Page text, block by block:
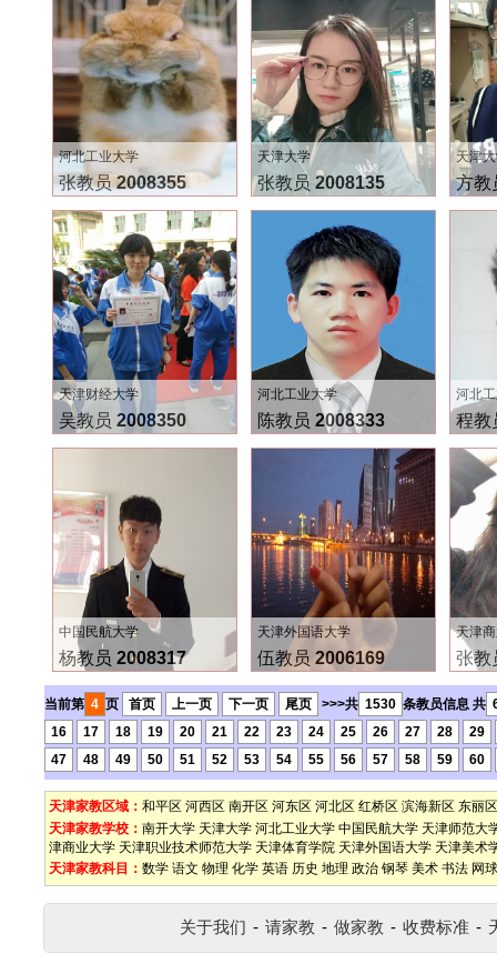
河北工业大学
张教员 2008355
天津大学
张教员 2008135
天津
方
天津财经大学
吴教员 2008350
河北工业大学
陈教员 2008333
河北
程
中国民航大学
杨教员 2008317
天津外国语大学
伍教员 2006169
天津
张
当前第 4 页 首页 上一页 下一页 尾页 >>>共 1530 条教员信息 共
16
17 18 19 20 21 22 23 24 25 26 27 28
29
47
48 49 50 51 52 53 54 55 56 57 58 59 60
天津家教区域： 和平区 河西区 南开区 河东区 河北区 红桥区 滨海新区 东丽区
天津家教学校： 南开大学 天津大学 河北工业大学 中国民航大学 天津师范大
津商业大学 天津职业技术师范大学 天津体育学院 天津外国语大学 天津美术
天津家教科目： 数学 语文 物理 化学 英语 历史 地理 政治 钢琴 美术 书法 网球
关于我们 - 请家教 - 做家教 - 收费标准 -